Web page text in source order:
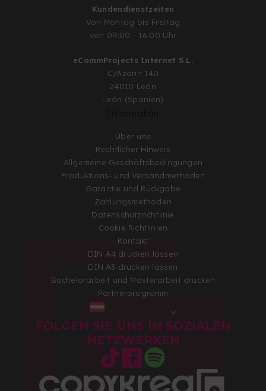
Kundendienstzeiten
Von Montag bis Freitag
von 09:00 - 16:00 Uhr
eCommProjects Internet S.L.
C/Azorín 140
24010 León
León (Spanien)
Über uns
Rechtlicher Hinweis
Allgemeine Geschäftsbedingungen
Produktions- und Versandmethoden
Garantie und Rückgabe
Zahlungsmethoden
Datenschutzrichtlinie
Cookie Richtlinien
Kontakt
DIN A4 drucken lassen
DIN A3 drucken lassen
Bachelorarbeit und Masterarbeit drucken
Partnerprogramm
FOLGEN SIE UNS IN SOZIALEN
NETZWERKEN